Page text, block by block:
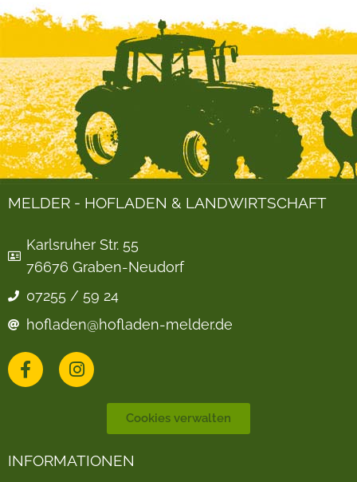
MELDER - HOFLADEN & LANDWIRTSCHAFT
Karlsruher Str. 55
76676 Graben-Neudorf
07255 / 59 24
hofladen@hofladen-melder.de
Cookies verwalten
INFORMATIONEN